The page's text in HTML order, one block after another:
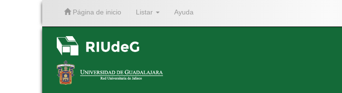
Página de inicio Listar Ayuda